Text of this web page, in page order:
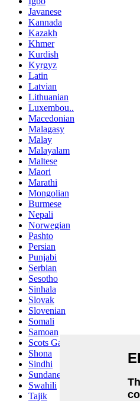
Javanese
Kannada
Kazakh
Khmer
Kurdish
Kyrgyz
Latin
Latvian
Lithuanian
Luxembou..
Macedonian
Malagasy
Malay
Malayalam
Maltese
Maori
Marathi
Mongolian
Burmese
Nepali
Norwegian
Pashto
Persian
Punjabi
Serbian
Sesotho
Sinhala
Slovak
Slovenian
Somali
Samoan
Scots Gaelic
Shona
Sindhi
Sundanese
Swahili
Tajik